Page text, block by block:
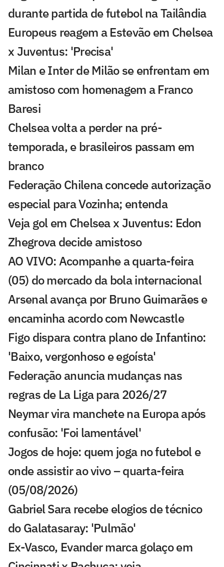
durante partida de futebol na Tailândia
Europeus reagem a Estevão em Chelsea
x Juventus: 'Precisa'
Milan e Inter de Milão se enfrentam em
amistoso com homenagem a Franco
Baresi
Chelsea volta a perder na pré-
temporada, e brasileiros passam em
branco
Federação Chilena concede autorização
especial para Vozinha; entenda
Veja gol em Chelsea x Juventus: Edon
Zhegrova decide amistoso
AO VIVO: Acompanhe a quarta-feira
(05) do mercado da bola internacional
Arsenal avança por Bruno Guimarães e
encaminha acordo com Newcastle
Figo dispara contra plano de Infantino:
'Baixo, vergonhoso e egoísta'
Federação anuncia mudanças nas
regras de La Liga para 2026/27
Neymar vira manchete na Europa após
confusão: 'Foi lamentável'
Jogos de hoje: quem joga no futebol e
onde assistir ao vivo – quarta-feira
(05/08/2026)
Gabriel Sara recebe elogios de técnico
do Galatasaray: 'Pulmão'
Ex-Vasco, Evander marca golaço em